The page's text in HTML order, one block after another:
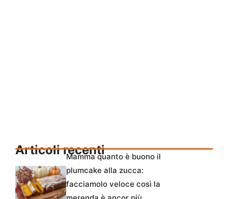
Articoli recentiMamma quanto è buono il
plumcake alla zucca:
facciamolo veloce così la